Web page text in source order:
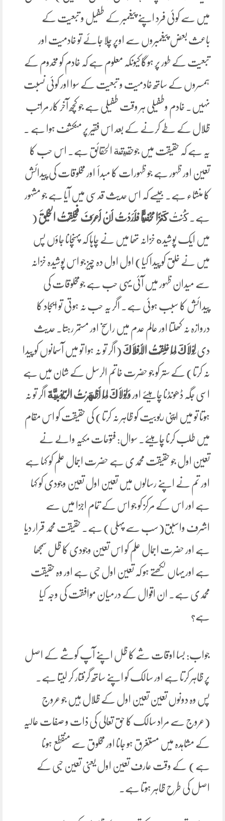
میں سے کوئی فرد اپنے پیغمبر کے طفیل و تبعیت کے
باعث بعض پیغمبروں سے اوپر چلا جائے تو خادمیت اور
تبعیت کے طور پر ہوگا کیونکہ معلوم ہے کہ خادم کو مخدوم کے
ہمسروں کے ساتھ خادمیت و تبعیت کے سوا اور کوئی نسبت
نہیں۔ خادم وطفیلی ہر وقت طفیلی ہے جو کچھ آخر کار مراتب
ظلال کے طے کرنے کے بعد اس فقیر پر منکشف ہوا ہے ۔
یہ ہے کہ حقیقت میں جوحقيقة الحقائق ہے۔ اس حب کا
تعین اور ظہور ہے جو ظہورات کا مبدأ اور مخلوقات کی پیدائش
کا منشاء ہے۔ جیسے کہ اس حدیث قدسی میں آیا ہے جو مشہور
ہے۔ كُنْتُ‌كَنْزًا ‌مَخْفِيًّا فَأَرَدْتُ أَنْ أُعْرَفَ فَخَلَقْتُ الْخَلْقَ (
میں ایک پوشیده خزانہ تھا میں نے چاہا کہ پہنچانا جاؤں پس
میں نے خلق کو پیدا کیا) اول اول دہ چیز جو اس پوشیدہ خزانہ
سے میدان ظہور میں آئی یہی حب ہے جومخلوقات کی
پیدائش کا سبب ہوئی ہے۔ اگر یہ حب نہ ہوتی تو ایجاد کا
دروازہ نہ کھلتا اور عالم عدم میں راسخ اور مستمر رہتا۔ حدیث
دیلَوْلَاكَ لَمَا ‌خَلَقْتُ ‌الْأَفْلَاكَ (اگر تو نہ ہوا تو میں آسمانوں کو پیدا
نہ کرتا) کے ستر کو جو حضرت خاتم الرسل کے شان میں ہے
اسی جگہ ڈھونڈنا چاہیئے اور وَلَوْلَاكَ لَمَا أَظْهَرْتُ الرَّبُوْبِيَّةَ اگر تو نہ
ہوتا تو میں اپنی ربوبیت کو ظاہر نہ کرتا) کی حقیقت کو اس مقام
میں طلب کرنا چاہیئے۔ سوال: فتوحات مکیہ والے نے
تعین اول جو حقیقت محمدی ہے حضرت اجمال علم کو کہا ہے
اور تم نے اپنے رسالوں میں تعین اول تعین وجودی کو کہا
ہے اور اس کے مرکز کو جو اس کے تمام اجزا میں سے
اشرف واسبق(سب سے پہلی) ہے۔ حقیقت محمد قرار دیا
ہے اور حضرت اجمال علم کو اس تعین وجودی کا ظل سمجھا
ہے اور یہاں لکھتے ہو کہ تعین اول حبی ہے اور وہ حقیقت
محمدی ہے۔ ان اقوال کے درمیان موافقت کی وجہ کیا
ہے؟
جواب: بسا اوقات شے کا ظل اپنے آپ کوشے کے اصل
پر ظاہر کرتا ہے اور سالک کو اپنے ساتھ گرفتار کر لیتا ہے۔
پس وہ دونوں تعین تعین اول کے ظلال ہیں جو عروج
(عروج سے مراد سالک کا حق تعالی کی ذات و صفات عالیہ
کے مشاہدہ میں مستغرق ہو جانا اور مخلوق سے منقطع ہونا
ہے) کے وقت عارف تعین اول یعنی تعین حبی کے
اصل کی طرح ظاہر ہوتا ہے۔